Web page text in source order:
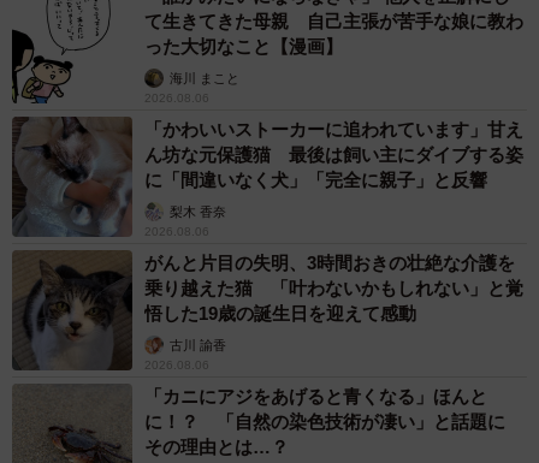
て生きてきた母親 自己主張が苦手な娘に教わ
った大切なこと【漫画】
海川 まこと
2026.08.06
「かわいいストーカーに追われています」甘え
ん坊な元保護猫 最後は飼い主にダイブする姿
に「間違いなく犬」「完全に親子」と反響
梨木 香奈
2026.08.06
がんと片目の失明、3時間おきの壮絶な介護を
乗り越えた猫 「叶わないかもしれない」と覚
悟した19歳の誕生日を迎えて感動
古川 諭香
2026.08.06
「カニにアジをあげると青くなる」ほんと
に！？ 「自然の染色技術が凄い」と話題に
その理由とは…？